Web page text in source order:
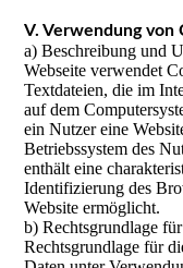
V. Verwendung von
a) Beschreibung und
Webseite verwendet
Textdateien, die im
auf dem
ein Nutzer eine
Betriebssystem des
enthält eine
Identifizierung des
Website ermöglicht.
b) Rechtsgrundlage
Rechtsgrundlage für